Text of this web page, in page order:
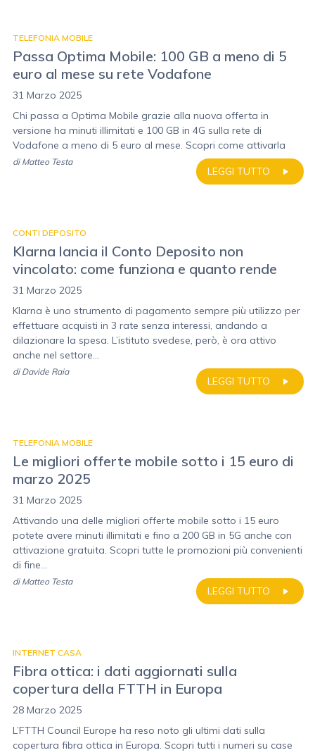
TELEFONIA MOBILE
Passa Optima Mobile: 100 GB a meno di 5
euro al mese su rete Vodafone
31 Marzo 2025
Chi passa a Optima Mobile grazie alla nuova offerta in
versione ha minuti illimitati e 100 GB in 4G sulla rete di
Vodafone a meno di 5 euro al mese. Scopri come attivarla
LEGGI TUTTO
di Matteo Testa
CONTI DEPOSITO
Klarna lancia il Conto Deposito non
vincolato: come funziona e quanto rende
31 Marzo 2025
Klarna è uno strumento di pagamento sempre più utilizzo per
effettuare acquisti in 3 rate senza interessi, andando a
dilazionare la spesa. L’istituto svedese, però, è ora attivo
anche nel settore...
LEGGI TUTTO
di Davide Raia
TELEFONIA MOBILE
Le migliori offerte mobile sotto i 15 euro di
marzo 2025
31 Marzo 2025
Attivando una delle migliori offerte mobile sotto i 15 euro
potete avere minuti illimitati e fino a 200 GB in 5G anche con
attivazione gratuita. Scopri tutte le promozioni più convenienti
di fine...
LEGGI TUTTO
di Matteo Testa
INTERNET CASA
Fibra ottica: i dati aggiornati sulla
copertura della FTTH in Europa
28 Marzo 2025
L’FTTH Council Europe ha reso noto gli ultimi dati sulla
copertura fibra ottica in Europa. Scopri tutti i numeri su case